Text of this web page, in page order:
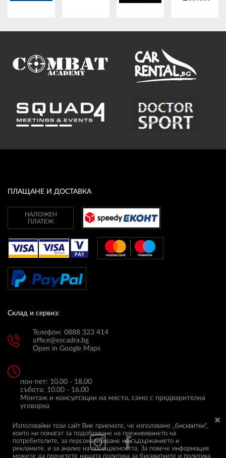
ПЛАЩАНЕ И ДОСТАВКА
НАЛОЖЕН
ПЛАТЕЖ
Склад и сервиз:
Телефон: 0888 323 414
office@escadra.bg
Open in Google Maps
пон-пет: 10.00 - 18.00
събота: 10.00 - 16.00
Монтаж и консултации на място, само с предварителна
уговорка
Използвайки този сайт Вие приемате, че използваме „бисквитки",
които ни помагат за подобряване на преживяването на
потребителите, за персонализиране на съдържанието и
рекламите, и за анализ на посещаемостта. За повече информация
можете да прочетете нашата политика за бисквитките и политика